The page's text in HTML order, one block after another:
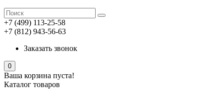
+7 (499) 113-25-58
+7 (812) 943-56-63
Заказать звонок
0
Ваша корзина пуста!
Каталог товаров